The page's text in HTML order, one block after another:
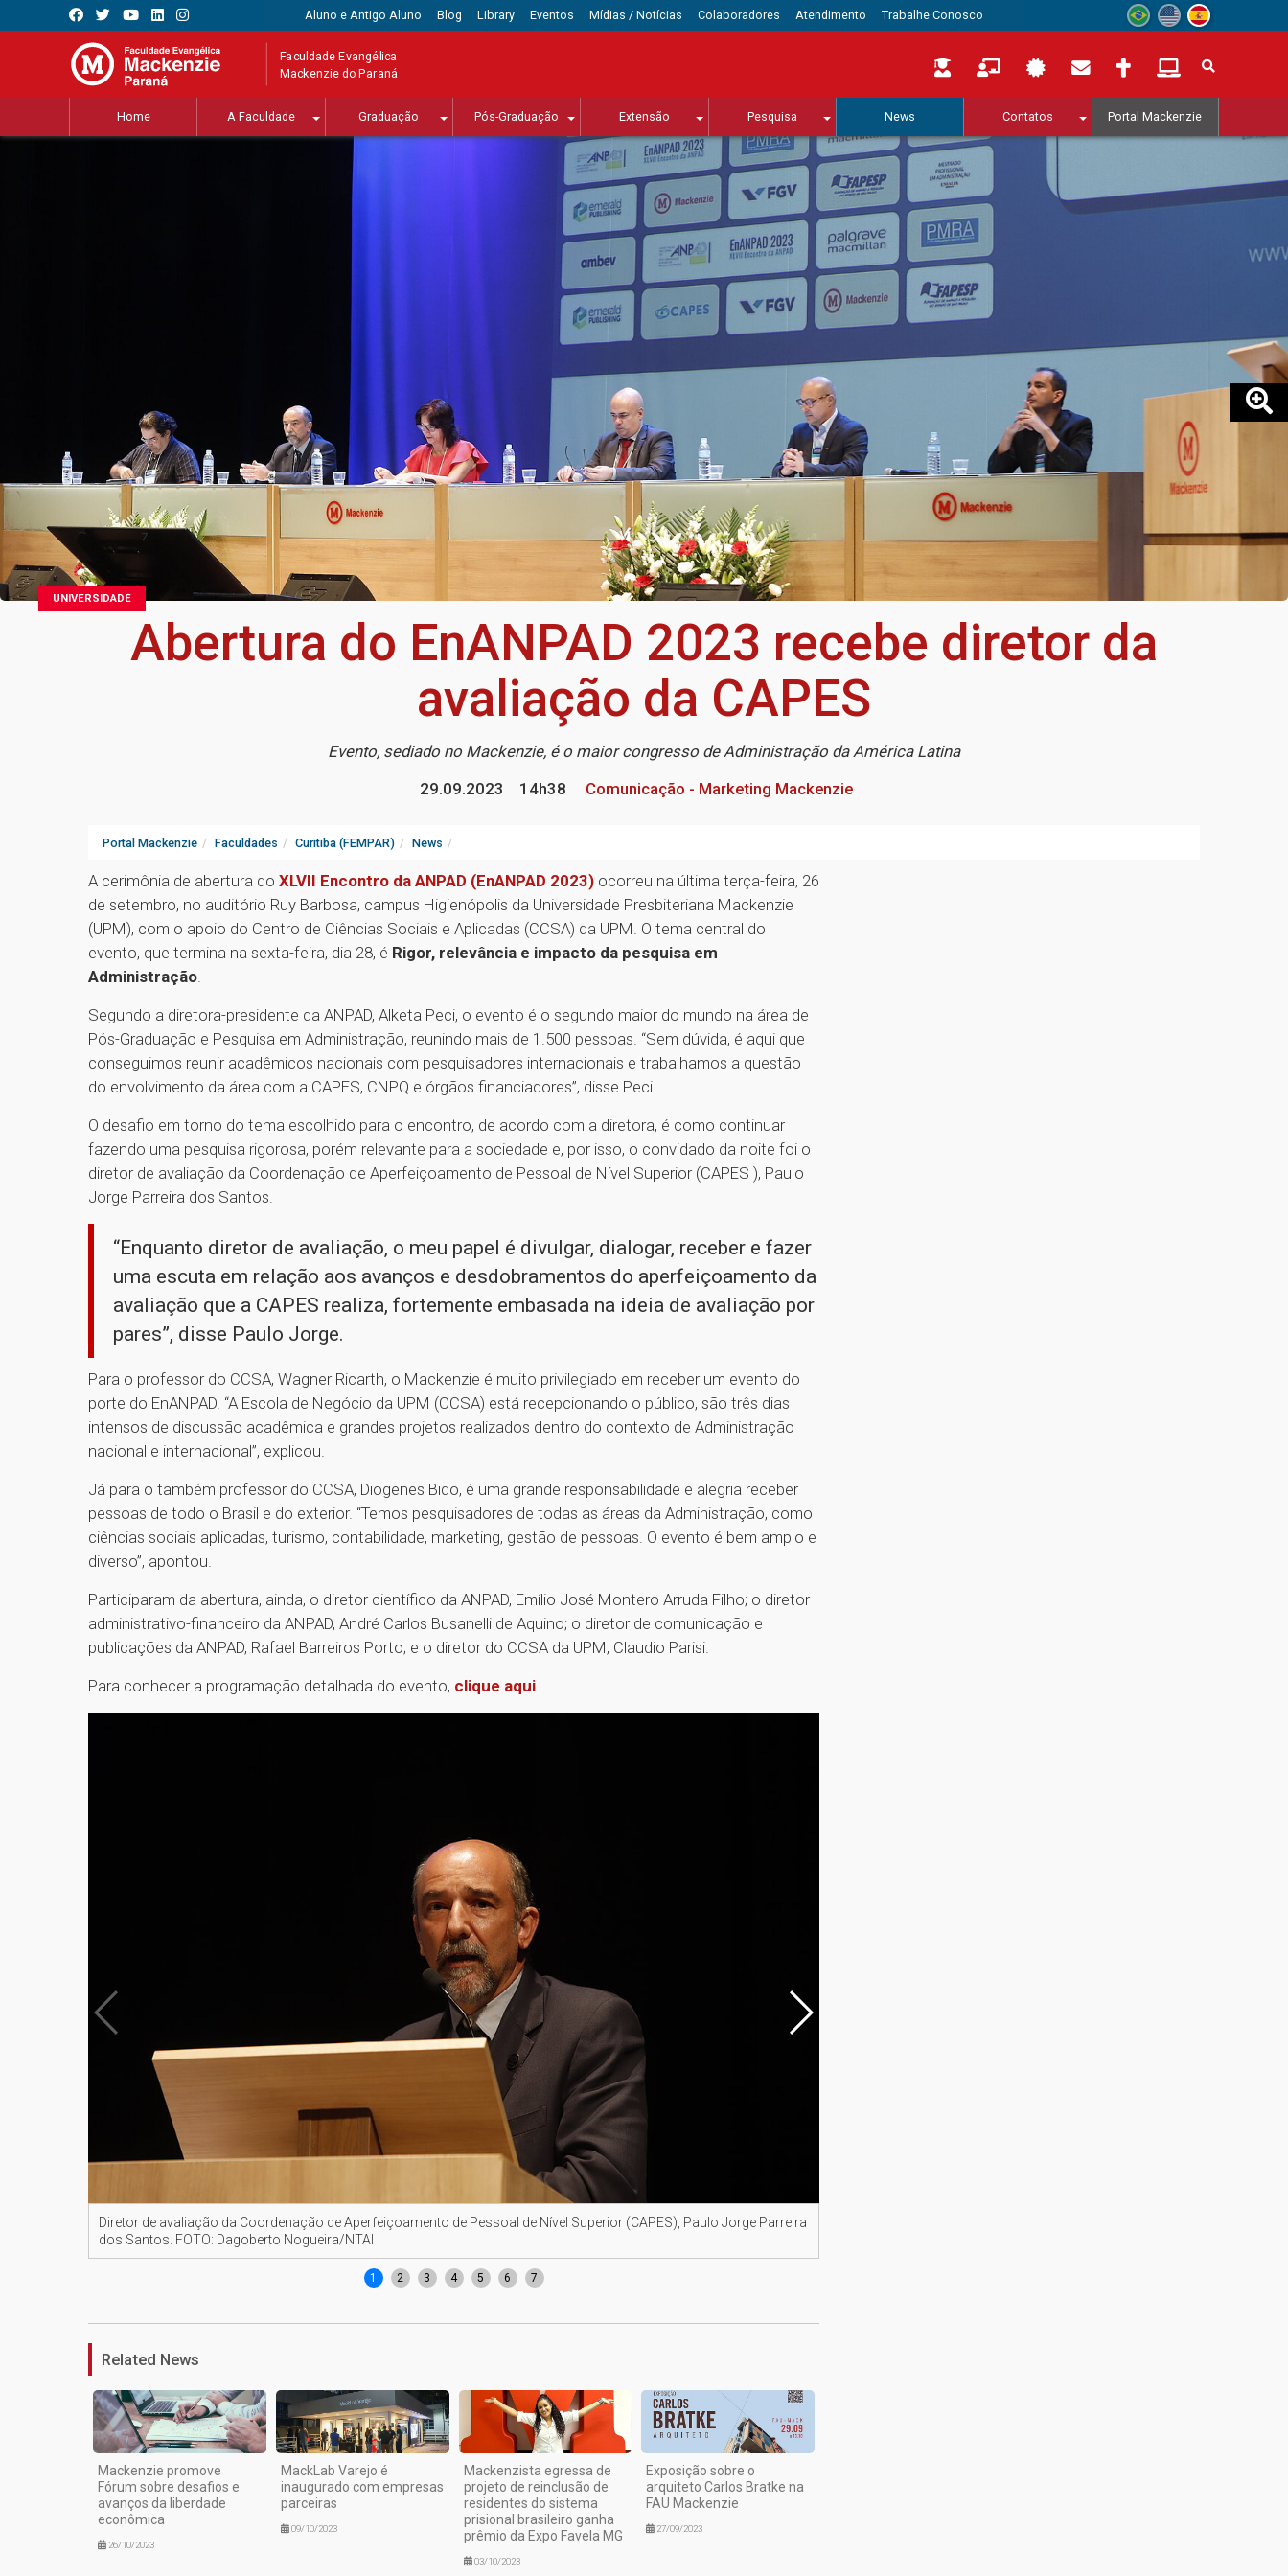
Aluno e Antigo Aluno Blog Library Eventos Mídias / Notícias Colaboradores Atendimento Trabalhe Conosco
Faculdade Evangélica
Mackenzie do Paraná
Home A Faculdade Graduação Pós-Graduação Extensão Pesquisa News Contatos Portal Mackenzie
UNIVERSIDADE
Abertura do EnANPAD 2023 recebe diretor da
avaliação da CAPES
Evento, sediado no Mackenzie, é o maior congresso de Administração da América Latina
29.09.2023
14h38 Comunicação - Marketing Mackenzie
Portal Mackenzie Faculdades Curitiba (FEMPAR) News
A cerimônia de abertura do XLVII Encontro da ANPAD (EnANPAD 2023) ocorreu na última terça-feira, 26
de setembro, no auditório Ruy Barbosa, campus Higienópolis da Universidade Presbiteriana Mackenzie
(UPM), com o apoio do Centro de Ciências Sociais e Aplicadas (CCSA) da UPM. O tema central do
evento, que termina na sexta-feira, dia 28, é Rigor, relevância e impacto da pesquisa em
Administração.
Segundo a diretora-presidente da ANPAD, Alketa Peci, o evento é o segundo maior do mundo na área de
Pós-Graduação e Pesquisa em Administração, reunindo mais de 1.500 pessoas. “Sem dúvida, é aqui que
conseguimos reunir acadêmicos nacionais com pesquisadores internacionais e trabalhamos a questão
do envolvimento da área com a CAPES, CNPQ e órgãos financiadores”, disse Peci.
O desafio em torno do tema escolhido para o encontro, de acordo com a diretora, é como continuar
fazendo uma pesquisa rigorosa, porém relevante para a sociedade e, por isso, o convidado da noite foi o
diretor de avaliação da Coordenação de Aperfeiçoamento de Pessoal de Nível Superior (CAPES ), Paulo
Jorge Parreira dos Santos.
“Enquanto diretor de avaliação, o meu papel é divulgar, dialogar, receber e fazer
uma escuta em relação aos avanços e desdobramentos do aperfeiçoamento da
avaliação que a CAPES realiza, fortemente embasada na ideia de avaliação por
pares”, disse Paulo Jorge.
Para o professor do CCSA, Wagner Ricarth, o Mackenzie é muito privilegiado em receber um evento do
porte do EnANPAD. “A Escola de Negócio da UPM (CCSA) está recepcionando o público, são três dias
intensos de discussão acadêmica e grandes projetos realizados dentro do contexto de Administração
nacional e internacional”, explicou.
Já para o também professor do CCSA, Diogenes Bido, é uma grande responsabilidade e alegria receber
pessoas de todo o Brasil e do exterior. “Temos pesquisadores de todas as áreas da Administração, como
ciências sociais aplicadas, turismo, contabilidade, marketing, gestão de pessoas. O evento é bem amplo e
diverso”, apontou.
Participaram da abertura, ainda, o diretor científico da ANPAD, Emílio José Montero Arruda Filho; o diretor
administrativo-financeiro da ANPAD, André Carlos Busanelli de Aquino; o diretor de comunicação e
publicações da ANPAD, Rafael Barreiros Porto; e o diretor do CCSA da UPM, Claudio Parisi.
Para conhecer a programação detalhada do evento, clique aqui.
Diretor de avaliação da Coordenação de Aperfeiçoamento de Pessoal de Nível Superior (CAPES), Paulo Jorge Parreira
dos Santos. FOTO: Dagoberto Nogueira/NTAI
1 2 3 4 5 6 7
Related News
Mackenzie promove
Fórum sobre desafios e
avanços da liberdade
econômica
26/10/2023
MackLab Varejo é
inaugurado com empresas
parceiras
09/10/2023
Mackenzista egressa de
projeto de reinclusão de
residentes do sistema
prisional brasileiro ganha
prêmio da Expo Favela MG
03/10/2023
Exposição sobre o
arquiteto Carlos Bratke na
FAU Mackenzie
27/09/2023